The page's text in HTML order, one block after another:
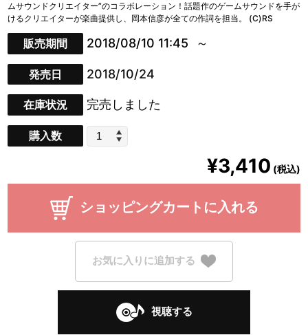
ムサウンドクリエイター”のコラボレーション！話題作のゲームサウンドを手が
けるクリエイターが楽曲提供し、岡本信彦が全ての作詞を担当。 (C)RS
販売期間 2018/08/10 11:45
発売日 2018/10/24
在庫状況 完売しました
購入数
¥3,410 (税込)
ショッピングカートに入れる
お気に入りに追加する
視聴する